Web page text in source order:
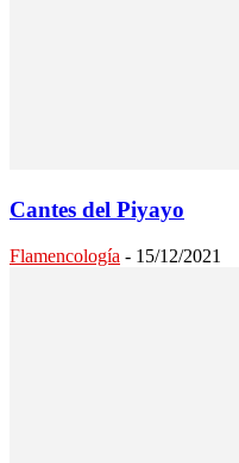
Cantes del Piyayo
Flamencología - 15/12/2021